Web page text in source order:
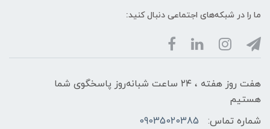
ما را در شبکه‌های اجتماعی دنبال کنید:
هفت روز هفته ، ۲۴ ساعت شبانه‌روز پاسخگوی شما
هستیم
شماره تماس:
09035020385